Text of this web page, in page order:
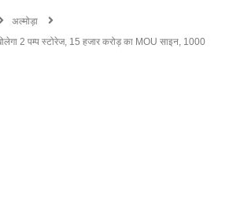
अल्मोड़ा
2 पम्प स्टोरेज, 15 हजार करोड़ का MOU साइन, 1000